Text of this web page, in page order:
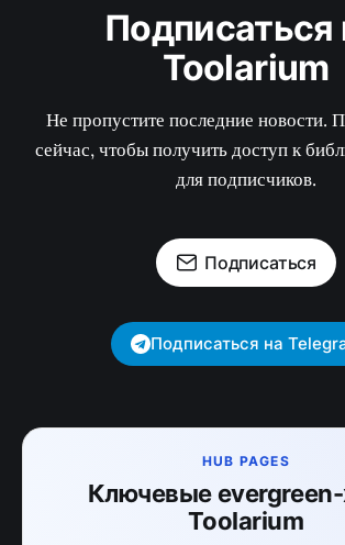
Подписаться
Toolarium
Не пропустите последние новости.
сейчас, чтобы получить доступ к
для подписчиков.
Подписаться
Подписаться на
HUB PAGES
Ключевые
Toolarium